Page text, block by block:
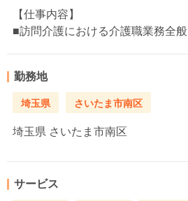
【仕事内容】
■訪問介護における介護職業務全般
勤務地
埼玉県 さいたま市南区
埼玉県 さいたま市南区
サービス